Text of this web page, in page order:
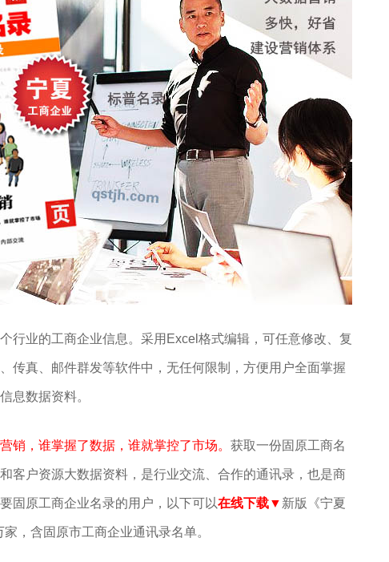
行业的工商企业信息。 采用Excel格式编辑，可任意修改、复
传真、邮件群发等软件中，无任何限制 ，方便用户全面掌握
息数据资料。
销，谁掌握了数据，谁就掌控了市场。 获取一份固原工商名
客户资源大数据资料，是行业交流、合作的通讯录，也是商
固原工商企业名录的用户，以下可以在线下载▼ 新版《宁夏
，含固原市工商企业通讯录名单。